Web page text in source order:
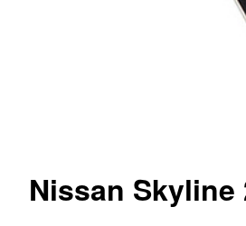
Nissan Skyline